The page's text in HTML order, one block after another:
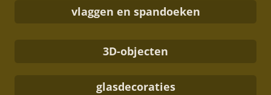
vlaggen en spandoeken
3D-objecten
glasdecoraties